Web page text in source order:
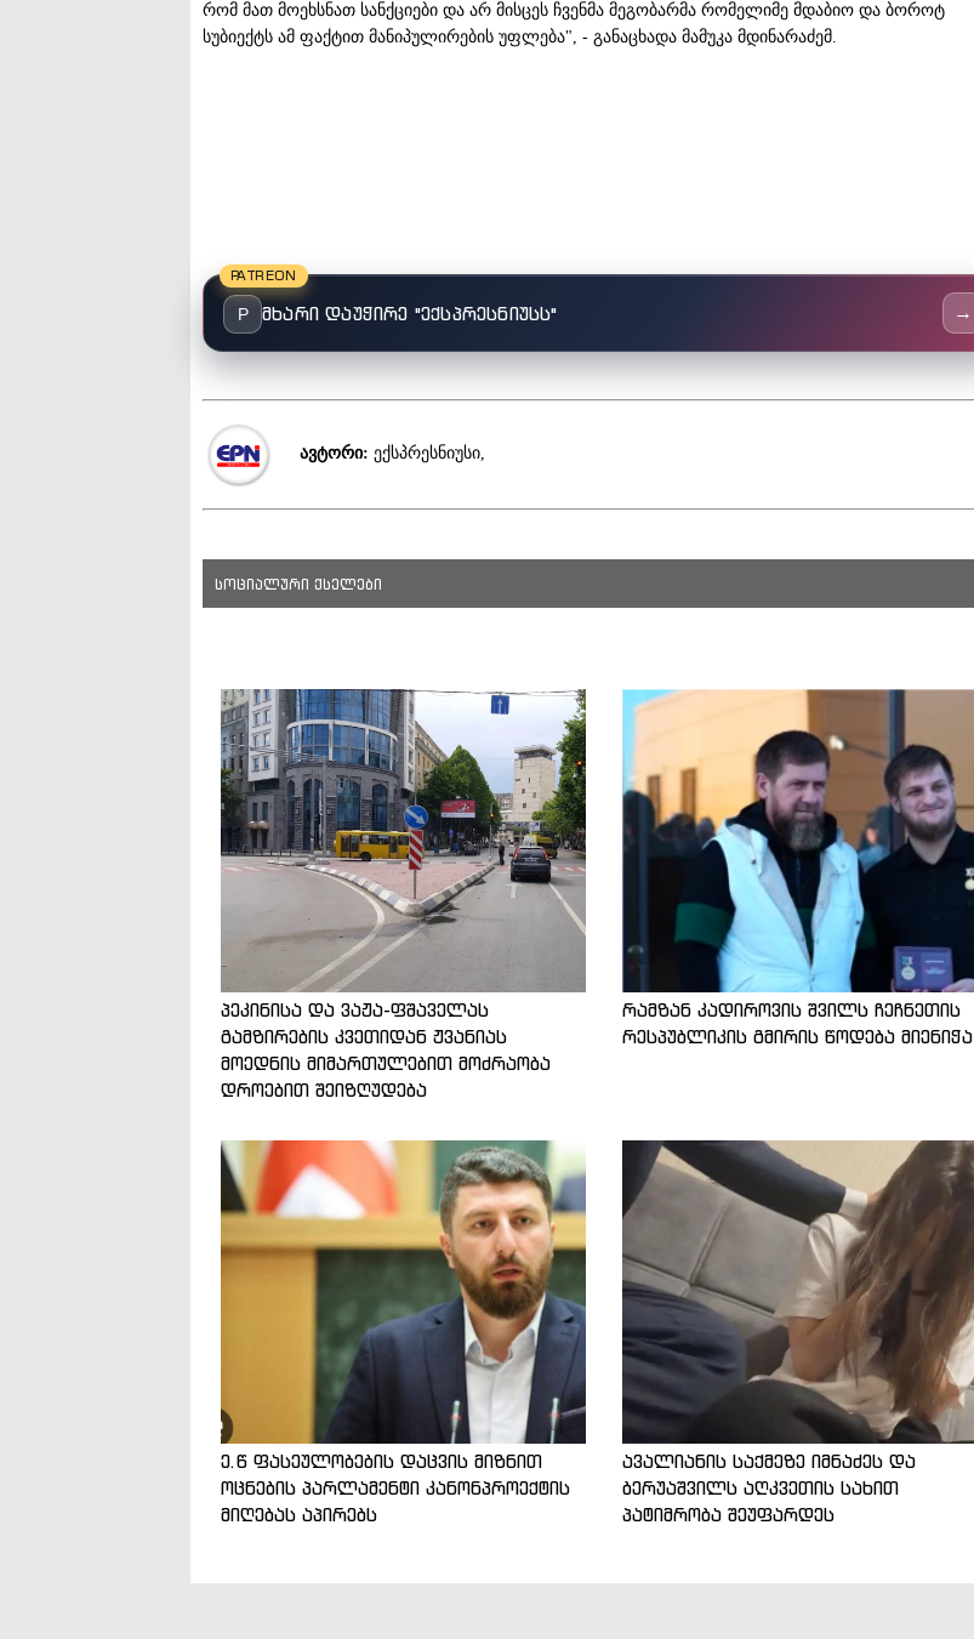
რომ მათ მოეხსნათ სანქციები და არ მისცეს ჩვენმა მეგობარმა რომელიმე მდაბიო და ბოროტ
სუბიექტს ამ ფაქტით მანიპულირების უფლება", - განაცხადა მამუკა მდინარაძემ.
PATREON
P მხარი დაუჭირე "ექსპრესნიუსს" →
ავტორი: ექსპრესნიუსი,
სოციალური ქსელები
პეკინისა და ვაჟა-ფშაველას
გამზირების კვეთიდან ჟვანიას
მოედნის მიმართულებით მოძრაობა
დროებით შეიზღუდება
რამზან კადიროვის შვილს ჩეჩნეთის
რესპუბლიკის გმირის წოდება მიენიჭა
ე.წ ფასეულობების დაცვის მიზნით
ოცნების პარლამენტი კანონპროექტის
მიღებას აპირებს
ავალიანის საქმეზე იმნაძეს და
ბერუაშვილს აღკვეთის სახით
პატიმრობა შეუფარდეს